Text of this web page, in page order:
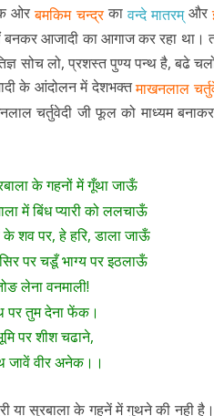
ओरबमकिम चन्द्रकावन्दे मातरम्और
बनकर आजादी का आगाज कर रहा था।
सोच लो, प्रशस्त पुण्य पन्थ है, बढे
के आंदोलन में देशभक्तमाखनलाल
चर्तुवेदी जी फूल को माध्यम
के गहनों में गूँथा जाऊँ
में बिंध प्यारी को ललचाऊँ
के शव पर, हे हरि, डाला जाऊँ
पर चडूँ भाग्य पर इठलाऊँ
लेना वनमाली!
पर तुम देना फेंक।
पर शीश चढाने,
जावें वीर अनेक।।
सुरबाला के गहनें में गुथने की नही है।